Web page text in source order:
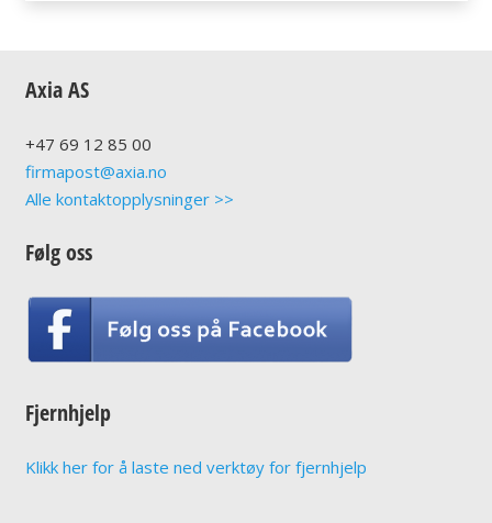
Axia AS
+47 69 12 85 00
firmapost@axia.no
Alle kontaktopplysninger >>
Følg oss
Fjernhjelp
Klikk her for å laste ned verktøy for fjernhjelp